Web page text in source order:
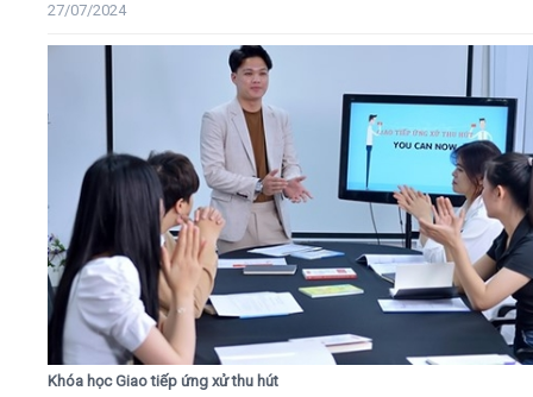
27/07/2024
Khóa học Giao tiếp ứng xử thu hút